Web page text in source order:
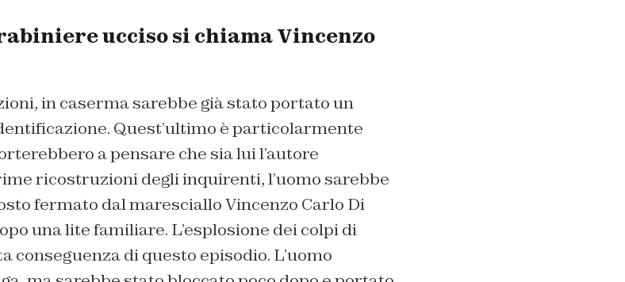
ucciso si chiama Vincenzo
in caserma sarebbe già stato portato un
Quest’ultimo è particolarmente
a pensare che sia lui l’autore
ricostruzioni degli inquirenti, l’uomo sarebbe
fermato dal maresciallo Vincenzo Carlo Di
una lite familiare. L’esplosione dei colpi di
conseguenza di questo episodio. L’uomo